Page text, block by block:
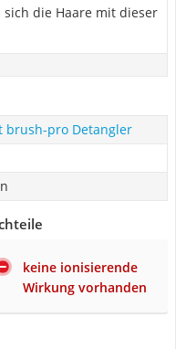
die Haare mit dieser
brush-pro Detangler
keine ionisierende
Wirkung vorhanden